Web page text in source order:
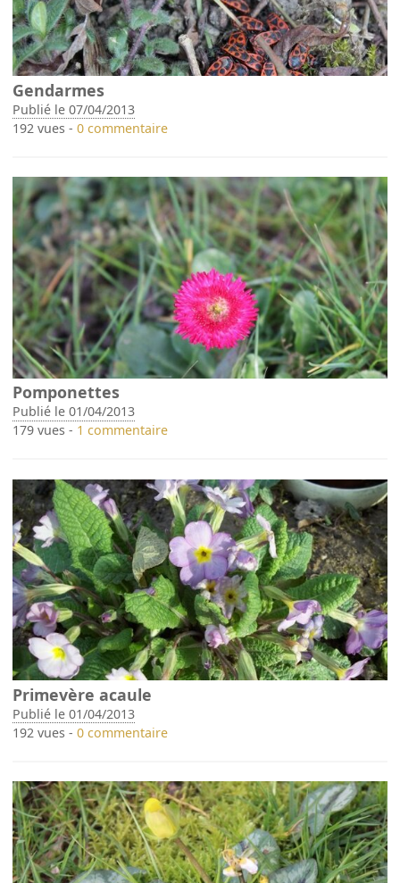
Gendarmes
Publié le 07/04/2013
192 vues -0 commentaire
Pomponettes
Publié le 01/04/2013
179 vues - 1 commentaire
Primevère acaule
Publié le 01/04/2013
192 vues -0 commentaire